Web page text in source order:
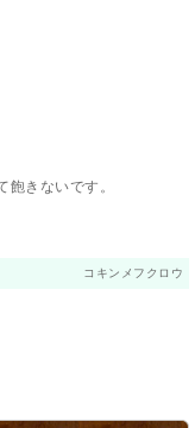
きないです。
コキンメフクロウ